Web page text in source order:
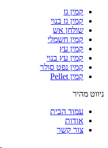
קמין גז
קמין גז בנוי
שולחן אש
קמין חשמלי
קמין עץ
קמין עץ בנוי
קמין נפט סולר
קמין Pellet
ניווט מהיר
עמוד הבית
אודות
צור קשר